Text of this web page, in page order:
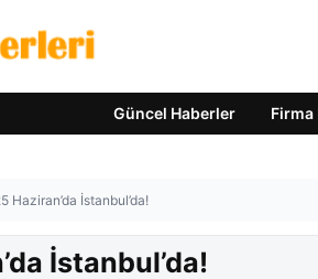
Güncel Haberler Firma
Haziran’da İstanbul’da!
İstanbul’da!